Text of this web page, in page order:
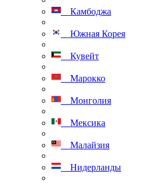
Камбоджа
Южная Корея
Кувейт
Марокко
Монголия
Мексика
Малайзия
Нидерланды